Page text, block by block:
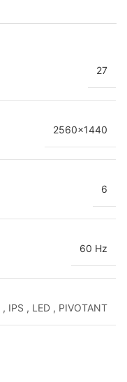
27
2560×1440
6
60 Hz
, IPS , LED , PIVOTANT